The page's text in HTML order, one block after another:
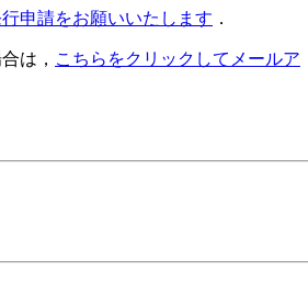
申請をお願いいたします ．
は， こちらをクリックしてメールア